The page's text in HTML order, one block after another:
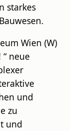
starkes
Wien (W)
neue
und
zu
und